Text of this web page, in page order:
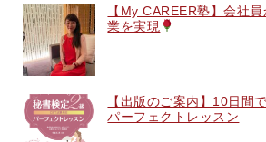
【My CAREER塾】会社
業を実現
【出版のご案内】10日間
パーフェクトレッスン